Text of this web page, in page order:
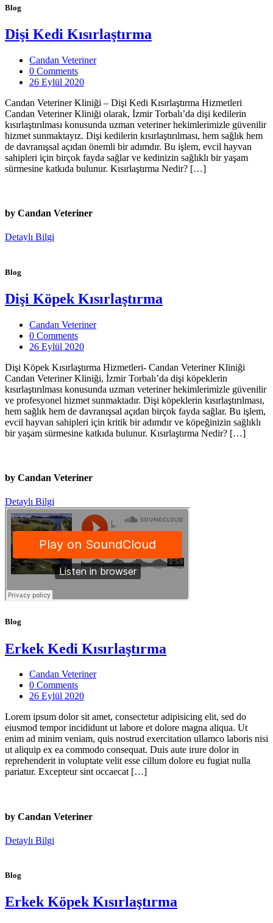
Blog
Dişi Kedi Kısırlaştırma
Candan Veteriner
0 Comments
26 Eylül 2020
Candan Veteriner Kliniği – Dişi Kedi Kısırlaştırma Hizmetleri
Candan Veteriner Kliniği olarak, İzmir Torbalı’da dişi kedilerin
kısırlaştırılması konusunda uzman veteriner hekimlerimizle güvenilir
hizmet sunmaktayız. Dişi kedilerin kısırlaştırılması, hem sağlık hem
de davranışsal açıdan önemli bir adımdır. Bu işlem, evcil hayvan
sahipleri için birçok fayda sağlar ve kedinizin sağlıklı bir yaşam
sürmesine katkıda bulunur. Kısırlaştırma Nedir? […]
by Candan Veteriner
Detaylı Bilgi
Blog
Dişi Köpek Kısırlaştırma
Candan Veteriner
0 Comments
26 Eylül 2020
Dişi Köpek Kısırlaştırma Hizmetleri- Candan Veteriner Kliniği
Candan Veteriner Kliniği, İzmir Torbalı’da dişi köpeklerin
kısırlaştırılması konusunda uzman veteriner hekimlerimizle güvenilir
ve profesyonel hizmet sunmaktadır. Dişi köpeklerin kısırlaştırılması,
hem sağlık hem de davranışsal açıdan birçok fayda sağlar. Bu işlem,
evcil hayvan sahipleri için kritik bir adımdır ve köpeğinizin sağlıklı
bir yaşam sürmesine katkıda bulunur. Kısırlaştırma Nedir? […]
by Candan Veteriner
Detaylı Bilgi
Blog
Erkek Kedi Kısırlaştırma
Candan Veteriner
0 Comments
26 Eylül 2020
Lorem ipsum dolor sit amet, consectetur adipisicing elit, sed do
eiusmod tempor incididunt ut labore et dolore magna aliqua. Ut
enim ad minim veniam, quis nostrud exercitation ullamco laboris nisi
ut aliquip ex ea commodo consequat. Duis aute irure dolor in
reprehenderit in voluptate velit esse cillum dolore eu fugiat nulla
pariatur. Excepteur sint occaecat […]
by Candan Veteriner
Detaylı Bilgi
Blog
Erkek Köpek Kısırlaştırma